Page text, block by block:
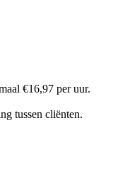
€16,97 per uur.
tussen cliënten.